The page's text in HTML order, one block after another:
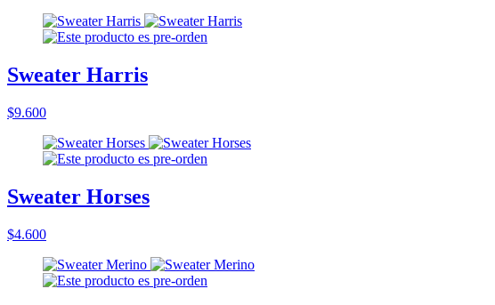
Sweater Harris
$9.600
Sweater Horses
$4.600